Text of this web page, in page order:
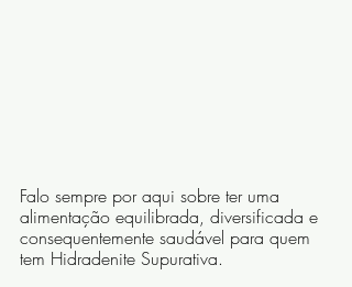
Falo sempre por aqui sobre ter uma
alimentação equilibrada, diversificada e
consequentemente saudável para quem
tem Hidradenite Supurativa.